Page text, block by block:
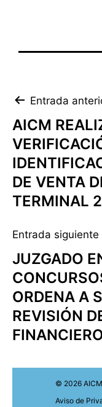
de
entradas
Entrada
AICM
DE VENTA
TERMINAL 2
Entrada siguiente
JUZGADO
ORDENA A
REVISIÓN
© 2026
Aviso de